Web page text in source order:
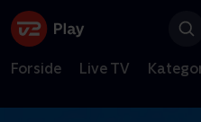
Forside Live TV